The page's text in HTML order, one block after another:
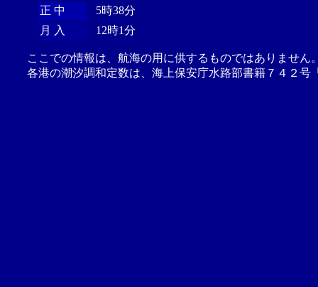
正 中
5時38分
月 入
12時1分
ここでの情報は、航海の用に供するものではありませ
各港の潮汐調和定数は、海上保安庁水路部書籍７４２